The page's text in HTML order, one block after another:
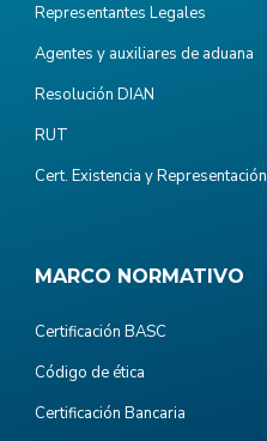
Representantes Legales
Agentes y auxiliares de aduana
Resolución DIAN
RUT
Cert. Existencia y Representación
MARCO NORMATIVO
Certificación BASC
Código de ética
Certificación Bancaria